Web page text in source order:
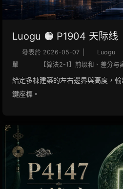
Luogu 🟠 P1904 天际线
發表於 2026-05-07 Luogu
單
【算法2-1】前缀和、差分与
給定多棟建築的左右邊界與高度，
鍵座標。